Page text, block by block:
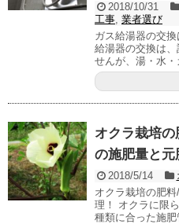
2018/10/31
工事, 業者選び
ガス給湯器の交
給湯器の交換は
せんが、湯・水
オクラ栽培の
の施肥量と元
2018/5/14
オクラ栽培の肥
理！ オクラに限
種類に合った施